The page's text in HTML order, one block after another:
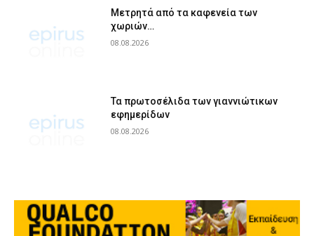
Μετρητά από τα καφενεία των
χωριών…
08.08.2026
Τα πρωτοσέλιδα των γιαννιώτικων
εφημερίδων
08.08.2026